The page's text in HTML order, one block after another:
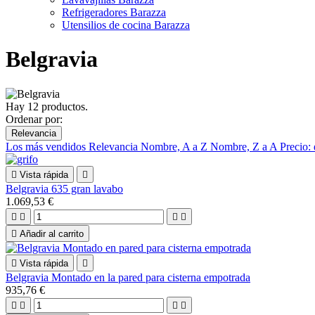
Refrigeradores Barazza
Utensilios de cocina Barazza
Belgravia
Hay 12 productos.
Ordenar por:
Relevancia
Los más vendidos Relevancia Nombre, A a Z Nombre, Z a A Precio:
 Vista rápida 
Belgravia 635 gran lavabo
1.069,53 €
   
 Añadir al carrito
 Vista rápida 
Belgravia Montado en la pared para cisterna empotrada
935,76 €
   